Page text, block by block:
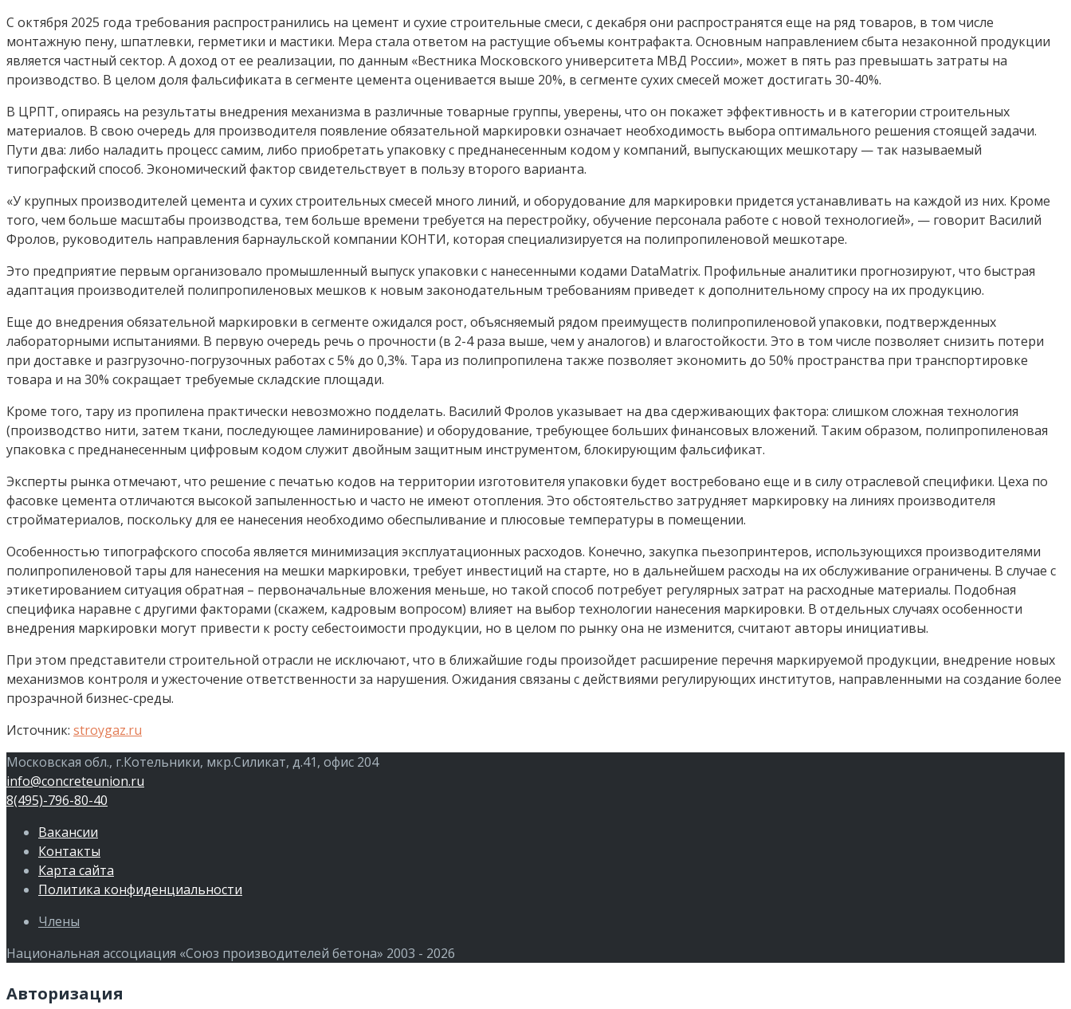
С октября 2025 года требования распространились на цемент и сухие строительные смеси, с декабря они распространятся еще на ряд товаров, в том числе
монтажную пену, шпатлевки, герметики и мастики. Мера стала ответом на растущие объемы контрафакта. Основным направлением сбыта незаконной продукции
является частный сектор. А доход от ее реализации, по данным «Вестника Московского университета МВД России», может в пять раз превышать затраты на
производство. В целом доля фальсификата в сегменте цемента оценивается выше 20%, в сегменте сухих смесей может достигать 30-40%.
В ЦРПТ, опираясь на результаты внедрения механизма в различные товарные группы, уверены, что он покажет эффективность и в категории строительных
материалов. В свою очередь для производителя появление обязательной маркировки означает необходимость выбора оптимального решения стоящей задачи.
Пути два: либо наладить процесс самим, либо приобретать упаковку с преднанесенным кодом у компаний, выпускающих мешкотару — так называемый
типографский способ. Экономический фактор свидетельствует в пользу второго варианта.
«У крупных производителей цемента и сухих строительных смесей много линий, и оборудование для маркировки придется устанавливать на каждой из них. Кроме
того, чем больше масштабы производства, тем больше времени требуется на перестройку, обучение персонала работе с новой технологией», — говорит Василий
Фролов, руководитель направления барнаульской компании КОНТИ, которая специализируется на полипропиленовой мешкотаре.
Это предприятие первым организовало промышленный выпуск упаковки с нанесенными кодами DataMatrix. Профильные аналитики прогнозируют, что быстрая
адаптация производителей полипропиленовых мешков к новым законодательным требованиям приведет к дополнительному спросу на их продукцию.
Еще до внедрения обязательной маркировки в сегменте ожидался рост, объясняемый рядом преимуществ полипропиленовой упаковки, подтвержденных
лабораторными испытаниями. В первую очередь речь о прочности (в 2-4 раза выше, чем у аналогов) и влагостойкости. Это в том числе позволяет снизить потери
при доставке и разгрузочно-погрузочных работах с 5% до 0,3%. Тара из полипропилена также позволяет экономить до 50% пространства при транспортировке
товара и на 30% сокращает требуемые складские площади.
Кроме того, тару из пропилена практически невозможно подделать. Василий Фролов указывает на два сдерживающих фактора: слишком сложная технология
(производство нити, затем ткани, последующее ламинирование) и оборудование, требующее больших финансовых вложений. Таким образом, полипропиленовая
упаковка с преднанесенным цифровым кодом служит двойным защитным инструментом, блокирующим фальсификат.
Эксперты рынка отмечают, что решение с печатью кодов на территории изготовителя упаковки будет востребовано еще и в силу отраслевой специфики. Цеха по
фасовке цемента отличаются высокой запыленностью и часто не имеют отопления. Это обстоятельство затрудняет маркировку на линиях производителя
стройматериалов, поскольку для ее нанесения необходимо обеспыливание и плюсовые температуры в помещении.
Особенностью типографского способа является минимизация эксплуатационных расходов. Конечно, закупка пьезопринтеров, использующихся производителями
полипропиленовой тары для нанесения на мешки маркировки, требует инвестиций на старте, но в дальнейшем расходы на их обслуживание ограничены. В случае с
этикетированием ситуация обратная – первоначальные вложения меньше, но такой способ потребует регулярных затрат на расходные материалы. Подобная
специфика наравне с другими факторами (скажем, кадровым вопросом) влияет на выбор технологии нанесения маркировки. В отдельных случаях особенности
внедрения маркировки могут привести к росту себестоимости продукции, но в целом по рынку она не изменится, считают авторы инициативы.
При этом представители строительной отрасли не исключают, что в ближайшие годы произойдет расширение перечня маркируемой продукции, внедрение новых
механизмов контроля и ужесточение ответственности за нарушения. Ожидания связаны с действиями регулирующих институтов, направленными на создание более
прозрачной бизнес-среды.
Источник: stroygaz.ru
Московская обл., г.Котельники, мкр.Силикат, д.41, офис 204
info@concreteunion.ru
8(495)-796-80-40
Вакансии
Контакты
Карта сайта
Политика конфиденциальности
Члены
Национальная ассоциация «Союз производителей бетона» 2003 - 2026
Авторизация